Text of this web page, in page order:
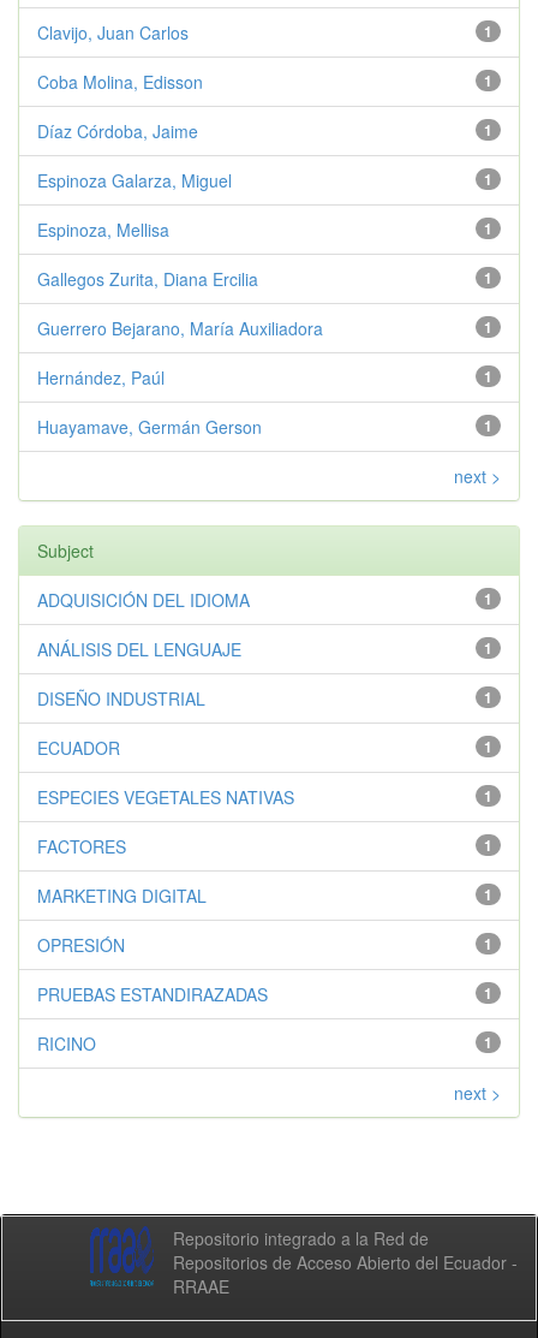
1
Clavijo, Juan Carlos
1
Coba Molina, Edisson
1
Díaz Córdoba, Jaime
1
Espinoza Galarza, Miguel
1
Espinoza, Mellisa
1
Gallegos Zurita, Diana Ercilia
1
Guerrero Bejarano, María Auxiliadora
1
Hernández, Paúl
1
Huayamave, Germán Gerson
next >
Subject
1
ADQUISICIÓN DEL IDIOMA
1
ANÁLISIS DEL LENGUAJE
1
DISEÑO INDUSTRIAL
1
ECUADOR
1
ESPECIES VEGETALES NATIVAS
1
FACTORES
1
MARKETING DIGITAL
1
OPRESIÓN
1
PRUEBAS ESTANDIRAZADAS
1
RICINO
next >
Repositorio integrado a la Red de
Repositorios de Acceso Abierto del Ecuador -
RRAAE